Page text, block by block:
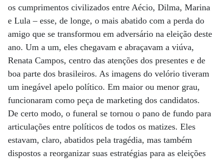
os cumprimentos civilizados entre Aécio, Dilma, Marina
e Lula – esse, de longe, o mais abatido com a perda do
amigo que se transformou em adversário na eleição deste
ano. Um a um, eles chegavam e abraçavam a viúva,
Renata Campos, centro das atenções dos presentes e de
boa parte dos brasileiros. As imagens do velório tiveram
um inegável apelo político. Em maior ou menor grau,
funcionaram como peça de marketing dos candidatos.
De certo modo, o funeral se tornou o pano de fundo para
articulações entre políticos de todos os matizes. Eles
estavam, claro, abatidos pela tragédia, mas também
dispostos a reorganizar suas estratégias para as eleições